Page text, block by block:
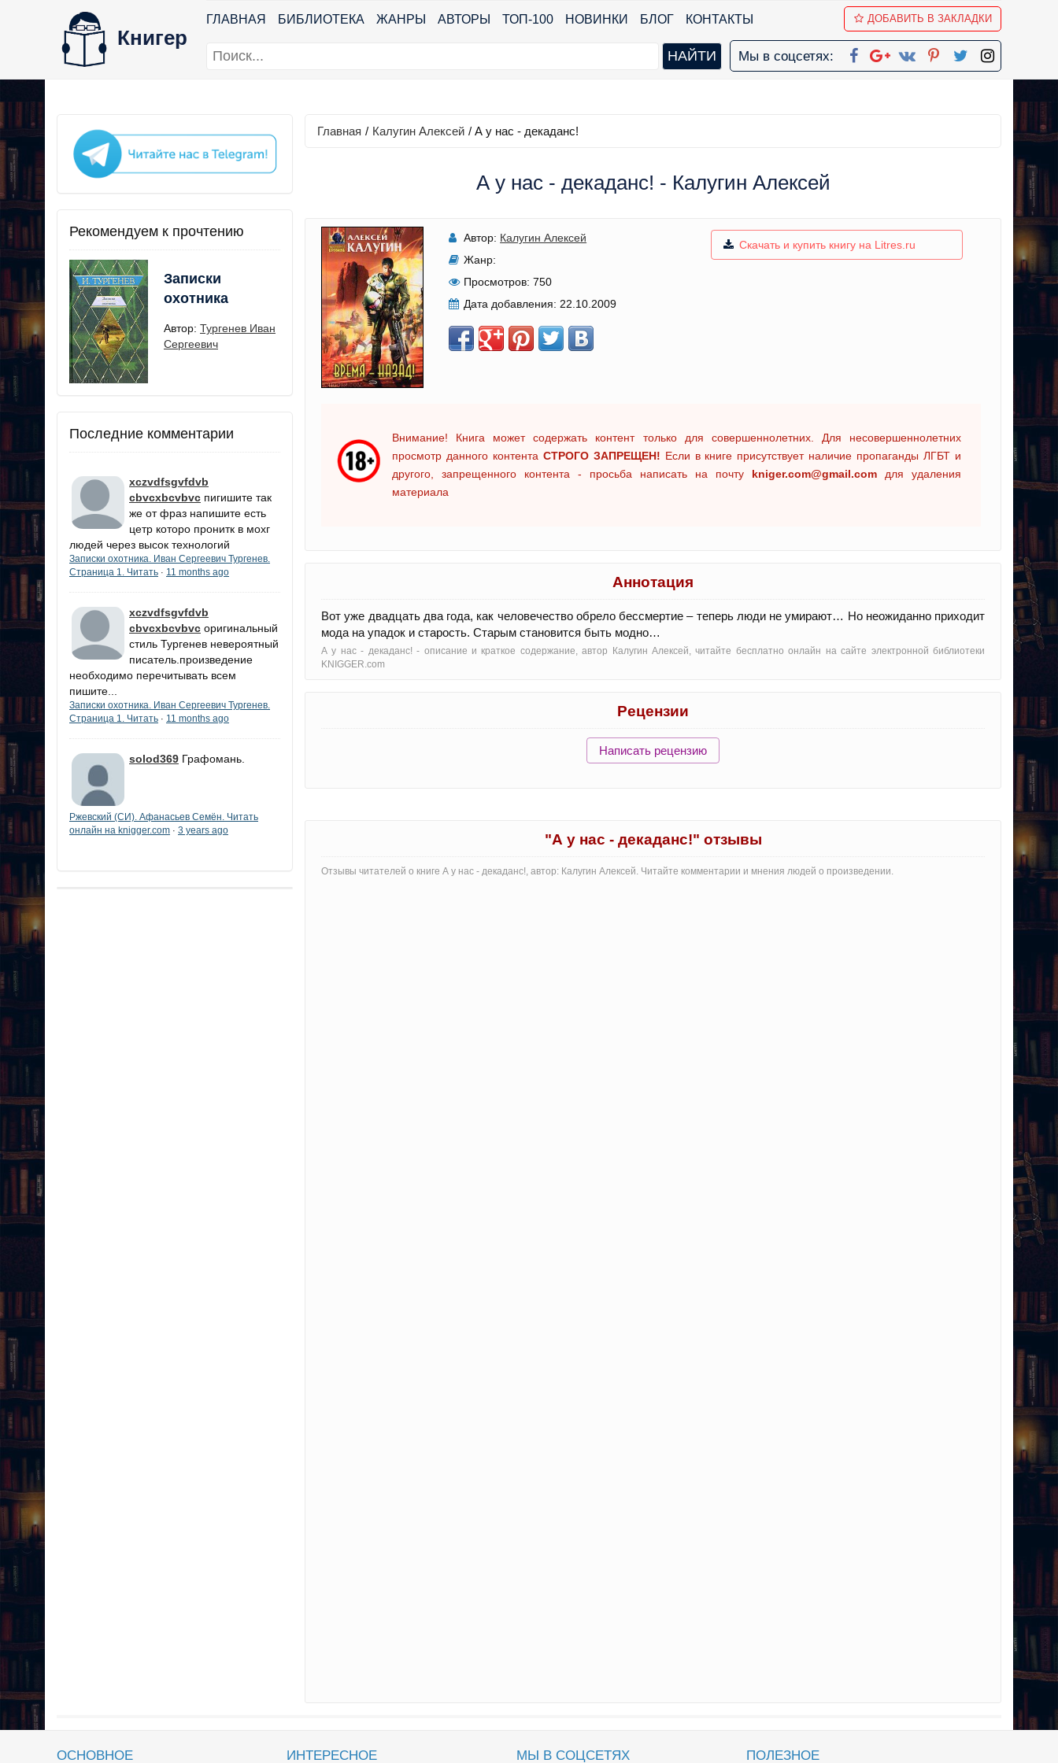
Книгер
ГЛАВНАЯ БИБЛИОТЕКА ЖАНРЫ АВТОРЫ ТОП-100 НОВИНКИ БЛОГ КОНТАКТЫ ДОБАВИТЬ В ЗАКЛАДКИ
Мы в соцсетях:
Рекомендуем к прочтению
Записки
охотника
Автор: Тургенев Иван
Сергеевич
Последние комментарии
xczvdfsgvfdvb
cbvcxbcvbvc пигишите так
же от фраз напишите есть
цетр которо пронитк в мохг
людей через высок технологий
Записки охотника. Иван Сергеевич Тургенев.
Страница 1. Читать · 11 months ago
xczvdfsgvfdvb
cbvcxbcvbvc оригинальный
стиль Тургенев невероятный
писатель.произведение
необходимо перечитывать всем
пишите...
Записки охотника. Иван Сергеевич Тургенев.
Страница 1. Читать · 11 months ago
solod369 Графомань.
Ржевский (СИ). Афанасьев Семён. Читать
онлайн на knigger.com · 3 years ago
Главная / Калугин Алексей / А у нас - декаданс!
А у нас - декаданс! - Калугин Алексей
Автор: Калугин Алексей
Жанр:
Просмотров: 750
Дата добавления: 22.10.2009
Скачать и купить книгу на Litres.ru
Внимание! Книга может содержать контент только для совершеннолетних. Для несовершеннолетних
просмотр данного контента СТРОГО ЗАПРЕЩЕН! Если в книге присутствует наличие пропаганды ЛГБТ и
другого, запрещенного контента - просьба написать на почту kniger.com@gmail.com для удаления
материала
Аннотация
Вот уже двадцать два года, как человечество обрело бессмертие – теперь люди не умирают… Но неожиданно приходит
мода на упадок и старость. Старым становится быть модно…
А у нас - декаданс! - oписание и краткое содержание, автор Калугин Алексей, читайте бесплатно онлайн на сайте электронной библиотеки
KNIGGER.com
Рецензии
Написать рецензию
"А у нас - декаданс!" отзывы
Отзывы читателей о книге А у нас - декаданс!, автор: Калугин Алексей. Читайте комментарии и мнения людей о произведении.
ОСНОВНОЕ ИНТЕРЕСНОЕ МЫ В СОЦСЕТЯХ ПОЛЕЗНОЕ